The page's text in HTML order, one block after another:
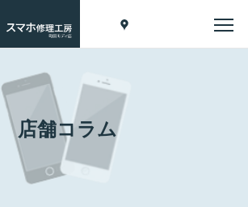
店舗コラム